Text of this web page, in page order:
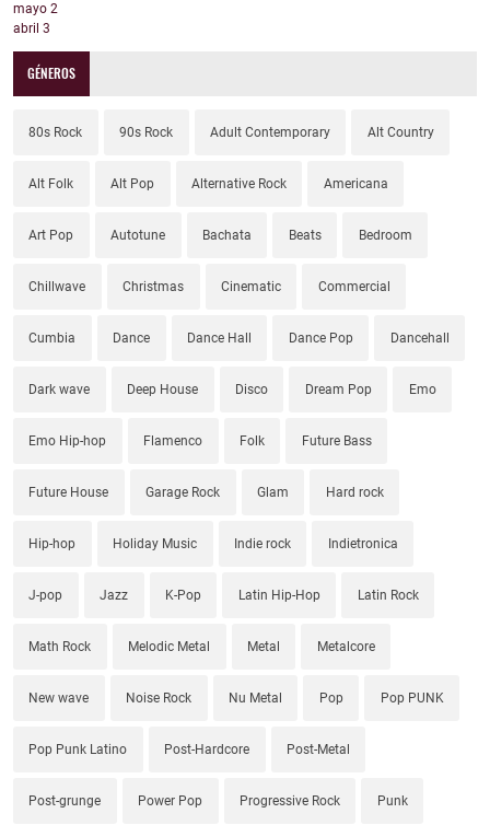
mayo 2
abril 3
GÉNEROS
80s Rock 90s Rock Adult Contemporary Alt Country
Alt Folk Alt Pop Alternative Rock Americana
Art Pop Autotune Bachata Beats Bedroom
Chillwave Christmas Cinematic Commercial
Cumbia Dance Dance Hall Dance Pop Dancehall
Dark wave Deep House Disco Dream Pop Emo
Emo Hip-hop Flamenco Folk Future Bass
Future House Garage Rock Glam Hard rock
Hip-hop Holiday Music Indie rock Indietronica
J-pop Jazz K-Pop Latin Hip-Hop Latin Rock
Math Rock Melodic Metal Metal Metalcore
New wave Noise Rock Nu Metal Pop Pop PUNK
Pop Punk Latino Post-Hardcore Post-Metal
Post-grunge Power Pop Progressive Rock Punk